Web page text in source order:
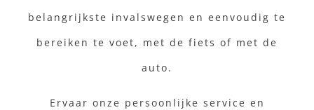
belangrijkste invalswegen en eenvoudig te
bereiken te voet, met de fiets of met de
auto.
Ervaar onze persoonlijke service en